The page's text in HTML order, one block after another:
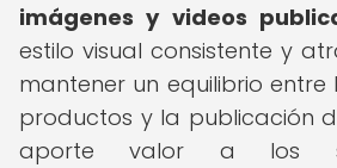
imágenes y videos
estilo visual consistente y
mantener un equilibrio
productos y la publicación
aporte valor a los